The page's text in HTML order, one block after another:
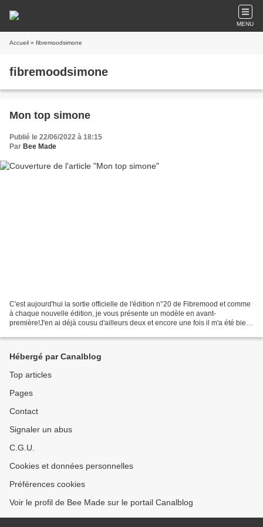
MENU
Accueil » fibremoodsimone
fibremoodsimone
Mon top simone
Publié le 22/06/2022 à 18:15
Par Bee Made
C'est aujourd'hui la sortie officielle de l'édition n°20 de Fibremood et comme
à chaque nouvelle édition, je vous présente un modèle en avant-
première!J'en ai déjà cousu d'ailleurs deux et encore une fois il m'a été bien
Hébergé par Canalblog
Top articles
Pages
Contact
Signaler un abus
C.G.U.
Cookies et données personnelles
Préférences cookies
Voir le profil de Bee Made sur le portail Canalblog